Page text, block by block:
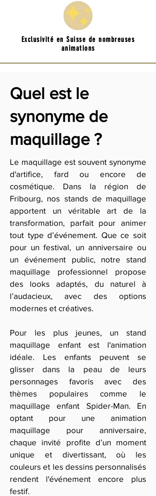
Exclusivité en Suisse de nombreuses
animations
Quel est le
synonyme de
maquillage ?
Le maquillage est souvent synonyme
d'artifice, fard ou encore de
cosmétique. Dans la région de
Fribourg, nos stands de maquillage
apportent un véritable art de la
transformation, parfait pour animer
tout type d’événement. Que ce soit
pour un festival, un anniversaire ou
un événement public, notre stand
maquillage professionnel propose
des looks adaptés, du naturel à
l’audacieux, avec des options
modernes et créatives.
Pour les plus jeunes, un stand
maquillage enfant est l'animation
idéale. Les enfants peuvent se
glisser dans la peau de leurs
personnages favoris avec des
thèmes populaires comme le
maquillage enfant Spider-Man. En
optant pour une animation
maquillage pour anniversaire,
chaque invité profite d’un moment
unique et divertissant, où les
couleurs et les dessins personnalisés
rendent l'événement encore plus
festif.